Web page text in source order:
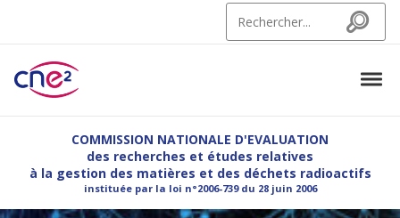
Search
CNE2
COMMISSION NATIONALE D'EVALUATION
des recherches et études relatives
à la gestion des matières et des déchets radioactifs
instituée par la loi n°2006-739 du 28 juin 2006